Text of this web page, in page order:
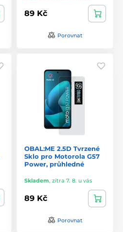
89 Kč
Porovnat
OBAL:ME 2.5D Tvrzené
Sklo pro Motorola G57
Power, průhledné
Skladem, zítra 7. 8. u vás
89 Kč
Porovnat